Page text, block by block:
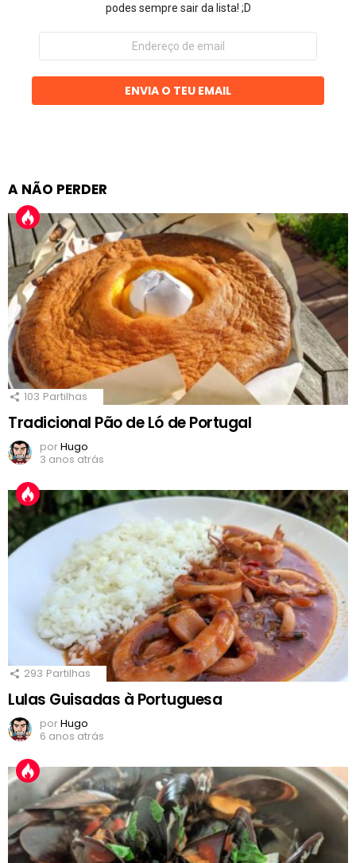
podes sempre sair da lista! ;D
Endereço
email
ENVIA O TEU EMAIL
A NÃO PERDER
103 Partilhas
Tradicional Pão de Ló de Portugal
porHugo
3 anos atrás
293 Partilhas
Lulas Guisadas à Portuguesa
porHugo
6 anos atrás